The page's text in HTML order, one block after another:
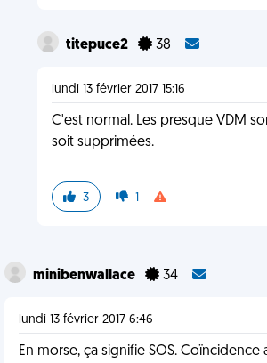
titepuce2 38
lundi 13 février 2017 15:16
C'est normal. Les presque VDM
soit supprimées.
3 1
minibenwallace 34
lundi 13 février 2017 6:46
En morse, ça signifie SOS. Coïncidence